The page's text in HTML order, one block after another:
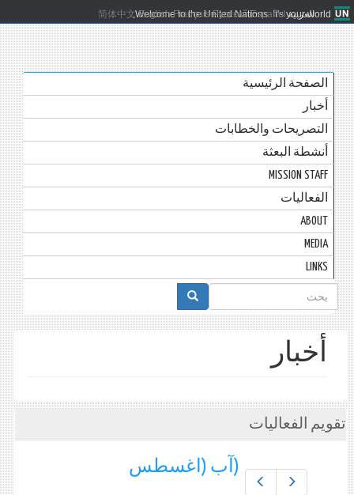
Welcome to the United Nations. It's your world.
العربية 简体中文 English Français Русский Español
الصفحة الرئيسية
أخبار
التصريحات والخطابات
أنشطة البعثة
MISSION STAFF
الفعاليات
ABOUT
MEDIA
LINKS
استمارة
البحث
أخبار
تقويم الفعاليات
(آب (اغسطس